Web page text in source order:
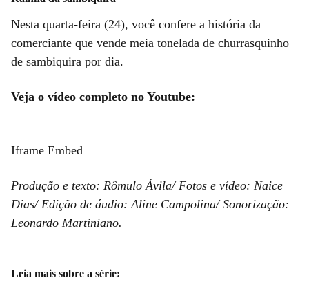
Nesta quarta-feira (24), você confere a história da
comerciante que vende meia tonelada de churrasquinho
de sambiquira por dia.
Veja o vídeo completo no Youtube:
Iframe Embed
Produção e texto: Rômulo Ávila/ Fotos e vídeo: Naice
Dias/ Edição de áudio: Aline Campolina/ Sonorização:
Leonardo Martiniano.
Leia mais sobre a série: